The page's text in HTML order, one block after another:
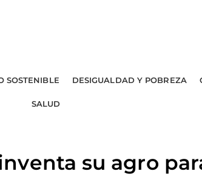
SOSTENIBLE DESIGUALDAD Y POBREZA
SALUD
su agro